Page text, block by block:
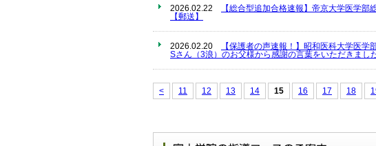
2026.02.22
【総合型追加合格速報】帝京大学医学
【郵送】
2026.02.20
【保護者の声速報！】昭和医科大学医
Sさん（3浪）のお父様から感謝の言葉をいただきまし
< 11 12 13 14 15 16 17 18